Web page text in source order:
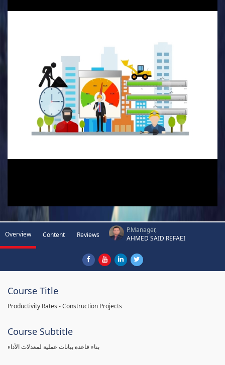
Video
Overview Content Reviews
P.Manager,
AHMED SAID REFAEI
Course Title
Productivity Rates - Construction Projects
Course Subtitle
بناء قاعدة بيانات عملية لمعدلات الأداء